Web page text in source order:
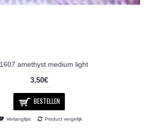
amethyst medium light
3,50€
BESTELLEN
Verlanglijst Product vergelijk